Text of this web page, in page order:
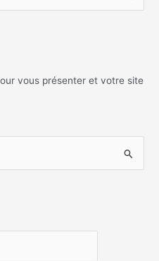
vous présenter et votre site